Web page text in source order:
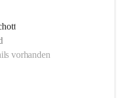
vorhanden